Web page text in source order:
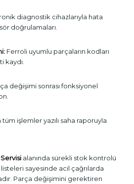
diagnostik cihazlarıyla hata
doğrulamaları.
Ferroli uyumlu parçaların kodları
kaydı.
değişimi sonrası fonksiyonel
tüm işlemler yazılı saha raporuyla
alanında sürekli stok kontrolü
sayesinde acil çağrılarda
Parça değişimini gerektiren